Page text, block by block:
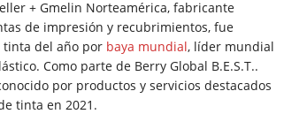
+ Gmelin Norteamérica, fabricante
de impresión y recubrimientos, fue
tinta del año por baya mundial, líder mundial
Como parte de Berry Global B.E.S.T..
por productos y servicios destacados
tinta en 2021.